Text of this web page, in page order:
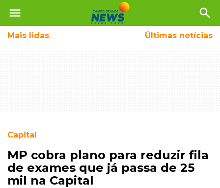
menu search
Mais lidas Últimas notícias
Capital
MP cobra plano para reduzir fila
de exames que já passa de 25
mil na Capital